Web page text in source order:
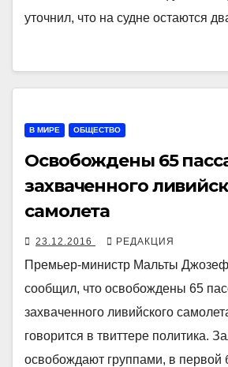
уточнил, что на судне остаются
В МИРЕ ОБЩЕСТВО
Освобождены 65
захваченного
самолета
23.12.2016 РЕДАКЦИЯ
Премьер-министр Мальты
сообщил, что освобождены 65
захваченного ливийского
говорится в твиттере политика.
освобождают группами, в первой